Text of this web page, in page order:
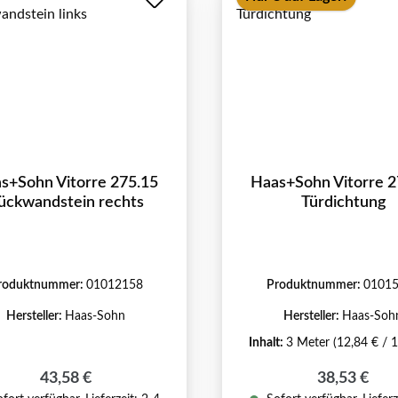
Vitorre 275.15
rechts
01012158
Hersteller: Haas-Sohn
Regulärer Preis:
43,58 €
Haas+Sohn Vitorre
Türdichtung
Produktnummer:
Hersteller: Haas-
Inhalt: 3 Meter (12,84 € /
Regulärer
38,53 €